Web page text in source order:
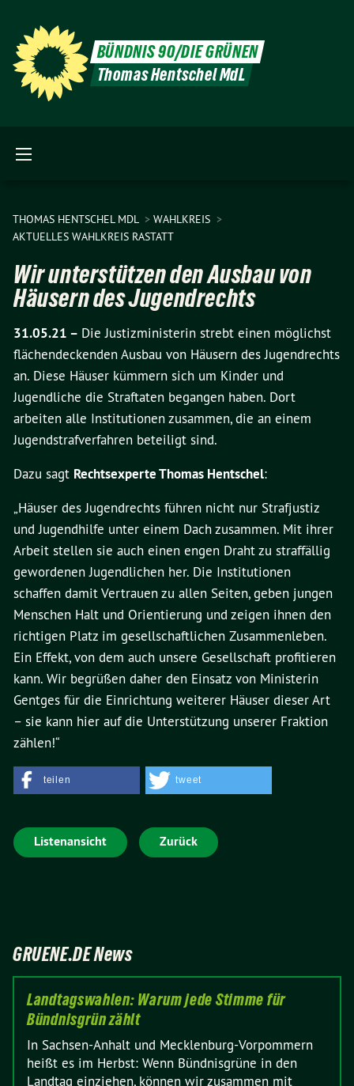
BÜNDNIS 90/DIE GRÜNEN
Thomas Hentschel MdL
THOMAS HENTSCHEL MDL
WAHLKREIS
AKTUELLES WAHLKREIS RASTATT
Wir unterstützen den Ausbau von
Häusern des Jugendrechts
31.05.21 – Die Justizministerin strebt einen möglichst
flächendeckenden Ausbau von Häusern des Jugendrechts
an. Diese Häuser kümmern sich um Kinder und
Jugendliche die Straftaten begangen haben. Dort
arbeiten alle Institutionen zusammen, die an einem
Jugendstrafverfahren beteiligt sind.
Dazu sagt Rechtsexperte Thomas Hentschel:
„Häuser des Jugendrechts führen nicht nur Strafjustiz
und Jugendhilfe unter einem Dach zusammen. Mit ihrer
Arbeit stellen sie auch einen engen Draht zu straffällig
gewordenen Jugendlichen her. Die Institutionen
schaffen damit Vertrauen zu allen Seiten, geben jungen
Menschen Halt und Orientierung und zeigen ihnen den
richtigen Platz im gesellschaftlichen Zusammenleben.
Ein Effekt, von dem auch unsere Gesellschaft profitieren
kann. Wir begrüßen daher den Einsatz von Ministerin
Gentges für die Einrichtung weiterer Häuser dieser Art
– sie kann hier auf die Unterstützung unserer Fraktion
zählen!“
teilen tweet
Listenansicht Zurück
GRUENE.DE News
Landtagswahlen: Warum jede Stimme für
Bündnisgrün zählt
In Sachsen-Anhalt und Mecklenburg-Vorpommern
heißt es im Herbst: Wenn Bündnisgrüne in den
Landtag einziehen, können wir zusammen mit